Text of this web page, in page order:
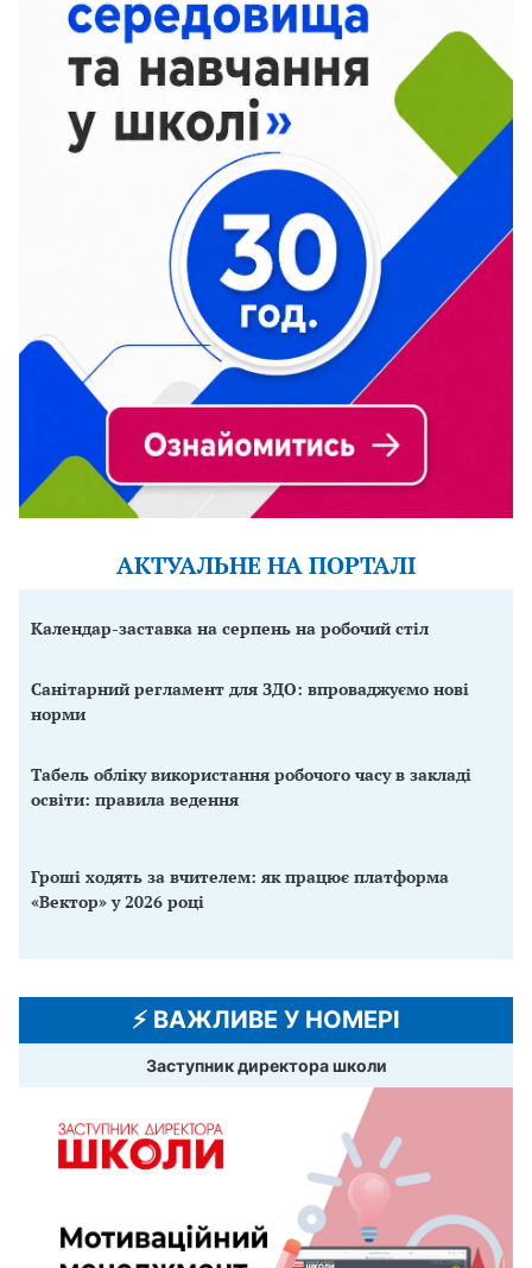
АКТУАЛЬНЕ НА ПОРТАЛІ
Календар-заставка на серпень на робочий стіл
Санітарний регламент для ЗДО: впроваджуємо нові
норми
Табель обліку використання робочого часу в закладі
освіти: правила ведення
Гроші ходять за вчителем: як працює платформа
«Вектор» у 2026 році
⚡️ ВАЖЛИВЕ У НОМЕРІ
Заступник директора школи